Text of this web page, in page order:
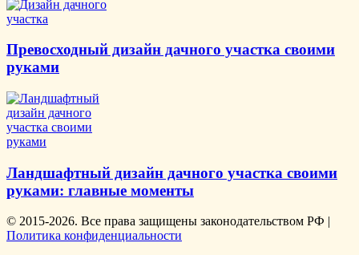
Превосходный дизайн дачного участка своими
руками
Ландшафтный дизайн дачного участка своими
руками: главные моменты
© 2015-2026. Все права защищены законодательством РФ |
Политика конфиденциальности